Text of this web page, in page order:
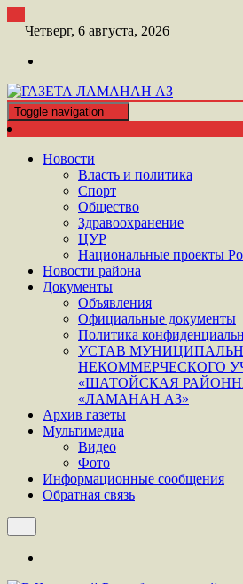
Четверг, 6 августа, 2026
ГАЗЕТА
ШАТОЙСКАЯ ГАЗЕТА ЛАМАНАН
Toggle navigation
Новости
Власть и политика
Спорт
Общество
Здравоохранение
ЦУР
Национальные проекты
Новости района
Документы
Объявления
Официальные документы
Политика
УСТАВ
НЕКОММЕРЧЕСКОГО
«ШАТОЙСКАЯ
«ЛАМАНАН АЗ»
Архив газеты
Мультимедиа
Видео
Фото
Информационные сообщения
Обратная связь